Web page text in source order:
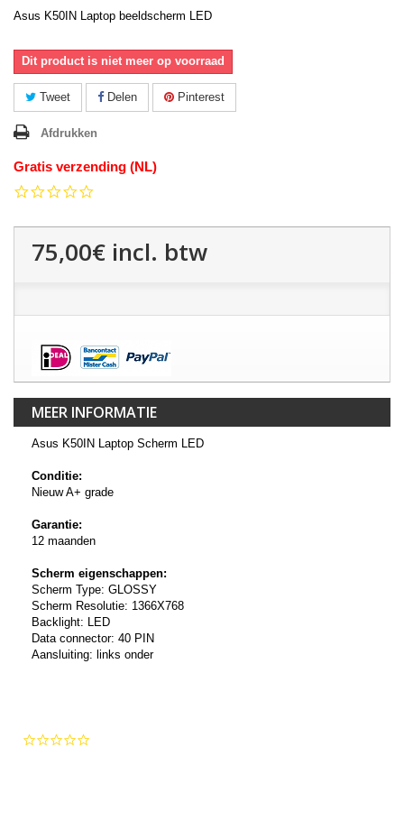
Asus K50IN Laptop beeldscherm LED
Dit product is niet meer op voorraad
Tweet Delen Pinterest
Afdrukken
Gratis verzending (NL)
75,00€ incl. btw
MEER INFORMATIE
Asus K50IN Laptop Scherm LED
Conditie:
Nieuw A+ grade
Garantie:
12 maanden
Scherm eigenschappen:
Scherm Type: GLOSSY
Scherm Resolutie: 1366X768
Backlight: LED
Data connector: 40 PIN
Aansluiting: links onder